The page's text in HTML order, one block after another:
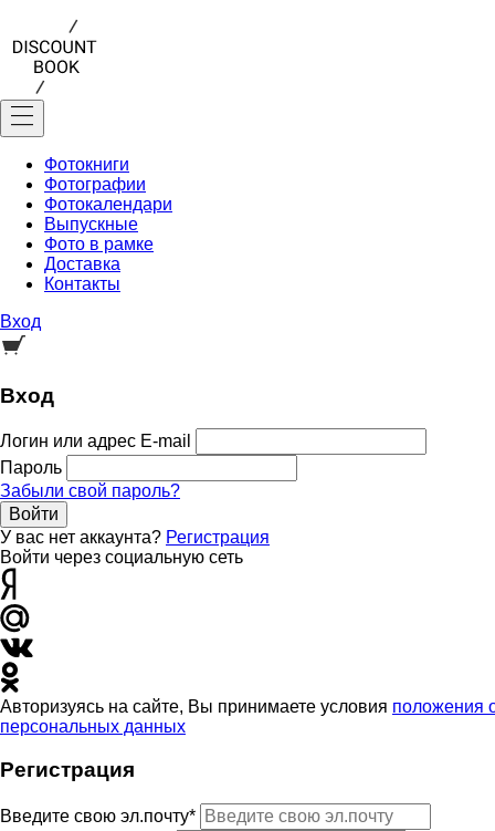
Фотокниги
Фотографии
Фотокалендари
Выпускные
Фото в рамке
Доставка
Контакты
Вход
Вход
Логин или адрес E-mail
Пароль
Забыли свой пароль?
Войти
У вас нет аккаунта? Регистрация
Войти через социальную сеть
Авторизуясь на сайте, Вы принимаете условия положения
персональных данных
Регистрация
Введите свою эл.почту*